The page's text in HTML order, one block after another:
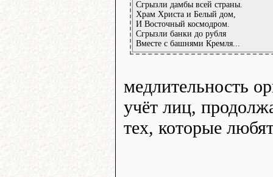
Сгрызли дамбы всей страны.
Храм Христа и Белый дом,
И Восточный космодром.
Сгрызли банки до рубля
Вместе с башнями Кремля...
медлительность
учёт лиц,
тех, которые